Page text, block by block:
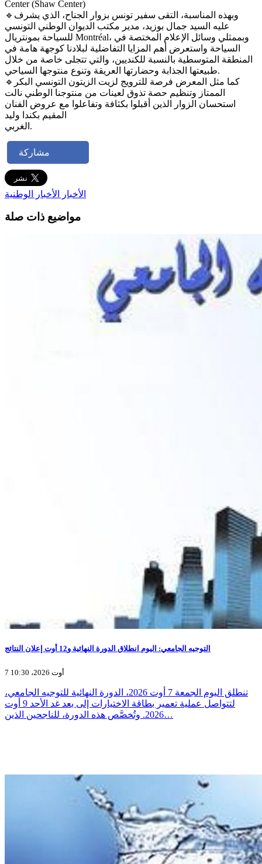
Center (Shaw Center)
🔹وبهذه المناسبة، التقى سفير تونس بزوار الجناح، الذي يشرف
عليه السيد جمال بوزيد، مدير مكتب الديوان الوطني التونسي
للسياحة بمونتريال Montréal، وبممثلي وسائل الإعلام المختصة في
السياحة واستعرض أهم المزايا التفاضلية لبلادنا كوجهة هامة في
المنطقة المتوسطية بالنسبة للكنديين، والتي تتجلى خاصة من خلال
طبيعتها الجذابة وحضارتها العريقة وتنوع منتوجها السياحي.
🔹كما مثل المعرض فرصة للترويج لزيت الزيتون التونسي البكر
الممتاز وتنظيم حصة تذوق لعينات من منتوجنا الوطني نالت
استحسان الزوار الذين أقبلوا بكثافة وتفاعلوا مع عروض الفنان
المقيم بكندا وليد
الغربي.
مشاركة
الأخبار الأخبار الوطنية
مواضيع ذات صلة
التوجيه الجامعي: اليوم انطلاق الدورة النهائية و12 أوت إعلان النتائج
7 أوت 2026، 10:30
تنطلق اليوم الجمعة 7 أوت 2026، الدورة النهائية للتوجيه الجامعي،
لتتواصل عملية تعمير بطاقة الاختيارات إلى بعد غد الأحد 9 أوت
2026. وتُخصَّص هذه الدورة، للناجحين الذين…